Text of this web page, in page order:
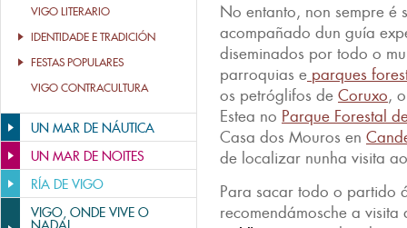
VIGO LITERARIO
IDENTIDADE E TRADICIÓN
FESTAS POPULARES
VIGO CONTRACULTURA
UN MAR DE NÁUTICA
UN MAR DE NOITES
RÍA DE VIGO
VIGO, ONDE VIVE O
No entanto, non sempre é
acompañado dun guía
diseminados por todo o
parroquias e parques
os petróglifos de Coruxo,
Estea no Parque Forestal
Casa dos Mouros en
de localizar nunha visita
Para sacar todo o partido
recomendámosche a